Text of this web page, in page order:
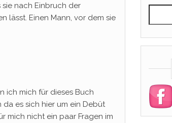
nach Einbruch der
lässt. Einen Mann, vor dem sie
ich mich für dieses Buch
es sich hier um ein Debüt
mich nicht ein paar Fragen im